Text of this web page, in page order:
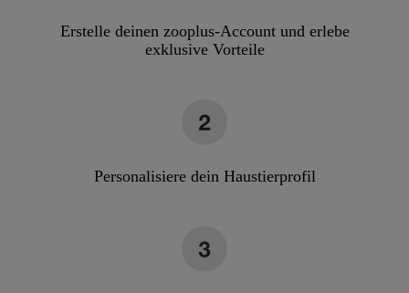
Erstelle deinen zooplus-Account und erlebe
exklusive Vorteile
Personalisiere dein Haustierprofil